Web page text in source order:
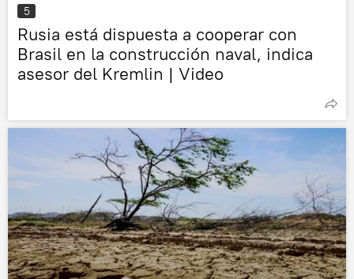
5
Rusia está dispuesta a cooperar con
Brasil en la construcción naval, indica
asesor del Kremlin | Video